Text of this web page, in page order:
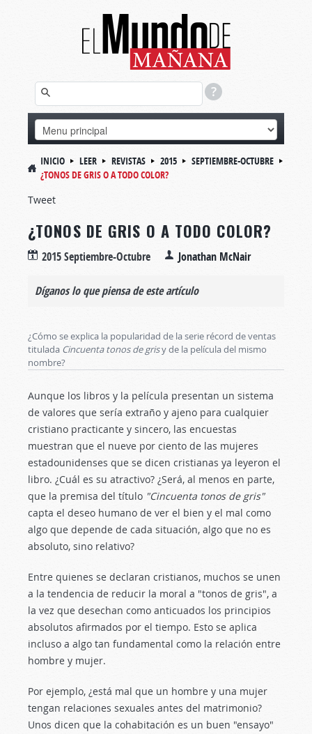
INICIO LEER REVISTAS 2015
SEPTIEMBRE-OCTUBRE
¿TONOS DE GRIS O A TODO COLOR?
Tweet
¿TONOS DE GRIS O A TODO COLOR?
2015 Septiembre-Octubre Jonathan McNair
Díganos lo que piensa de este artículo
¿Cómo se explica la popularidad de la serie récord de ventas
titulada Cincuenta tonos de grisy de la película del mismo
nombre?
Aunque los libros y la película presentan un sistema
de valores que sería extraño y ajeno para cualquier
cristiano practicante y sincero, las encuestas
muestran que el nueve por ciento de las mujeres
estadounidenses que se dicen cristianas ya leyeron el
libro. ¿Cuál es su atractivo? ¿Será, al menos en parte,
que la premisa del título "Cincuenta tonos de gris"
capta el deseo humano de ver el bien y el mal como
algo que depende de cada situación, algo que no es
absoluto, sino relativo?
Entre quienes se declaran cristianos, muchos se unen
a la tendencia de reducir la moral a "tonos de gris", a
la vez que desechan como anticuados los principios
absolutos afirmados por el tiempo. Esto se aplica
incluso a algo tan fundamental como la relación entre
hombre y mujer.
Por ejemplo, ¿está mal que un hombre y una mujer
tengan relaciones sexuales antes del matrimonio?
Unos dicen que la cohabitación es un buen "ensayo"